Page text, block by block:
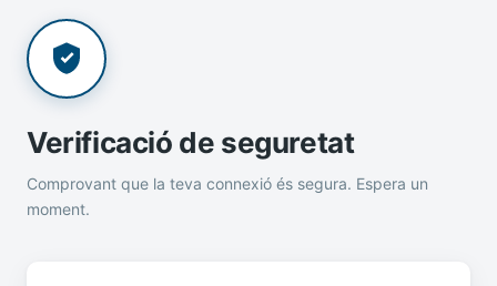
Verificació de seguretat
Comprovant que la teva connexió és segura. Espera un
moment.